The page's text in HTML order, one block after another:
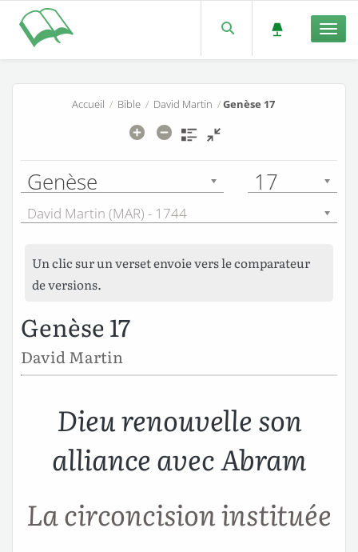
Accueil / Bible / David Martin /Genèse 17
Genèse 17
David Martin (MAR) - 1744
Un clic sur un verset envoie vers le comparateur
de versions.
Genèse 17
David Martin
Dieu renouvelle son
alliance avec Abram
La circoncision instituée